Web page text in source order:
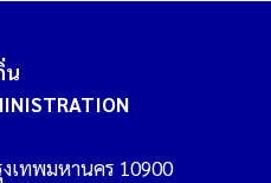
น
เทพมหานคร 10900